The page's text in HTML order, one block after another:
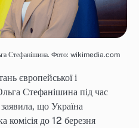
Стефанішина. Фото: wikimedia.com
європейської і
Стефанішина під час
що Україна
комісія до 12 березня